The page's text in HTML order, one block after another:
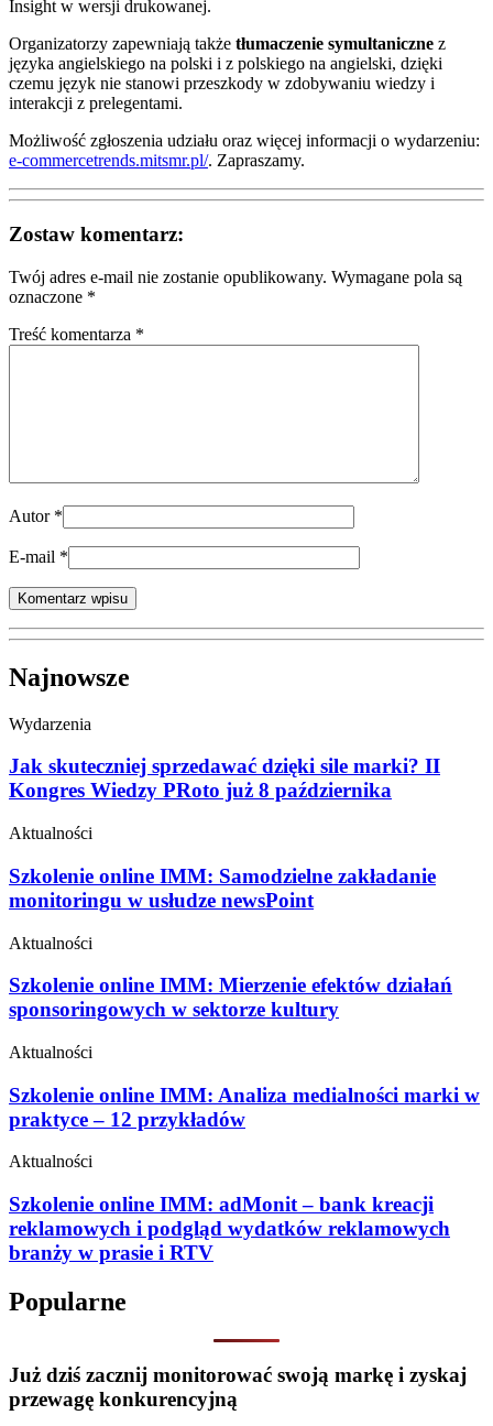
Insight w wersji drukowanej.
Organizatorzy zapewniają także tłumaczenie symultaniczne z
języka angielskiego na polski i z polskiego na angielski, dzięki
czemu język nie stanowi przeszkody w zdobywaniu wiedzy i
interakcji z prelegentami.
Możliwość zgłoszenia udziału oraz więcej informacji o wydarzeniu:
e-commercetrends.mitsmr.pl/. Zapraszamy.
Zostaw komentarz:
Twój adres e-mail nie zostanie opublikowany. Wymagane pola są
oznaczone *
Treść komentarza *
Autor *
E-mail *
Najnowsze
Wydarzenia
Jak skuteczniej sprzedawać dzięki sile marki? II
Kongres Wiedzy PRoto już 8 października
Aktualności
Szkolenie online IMM: Samodzielne zakładanie
monitoringu w usłudze newsPoint
Aktualności
Szkolenie online IMM: Mierzenie efektów działań
sponsoringowych w sektorze kultury
Aktualności
Szkolenie online IMM: Analiza medialności marki w
praktyce – 12 przykładów
Aktualności
Szkolenie online IMM: adMonit – bank kreacji
reklamowych i podgląd wydatków reklamowych
branży w prasie i RTV
Popularne
Już dziś zacznij monitorować swoją markę i zyskaj
przewagę konkurencyjną